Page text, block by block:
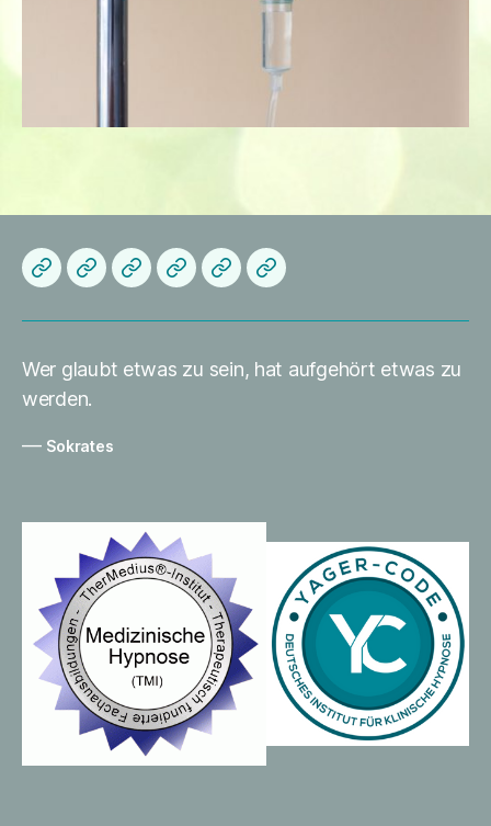
HerzlichStartseite
AboutDie
Datenschutzerklärung
Impressum
Wer glaubt etwas zu sein, hat aufgehört etwas zu
werden.
— Sokrates